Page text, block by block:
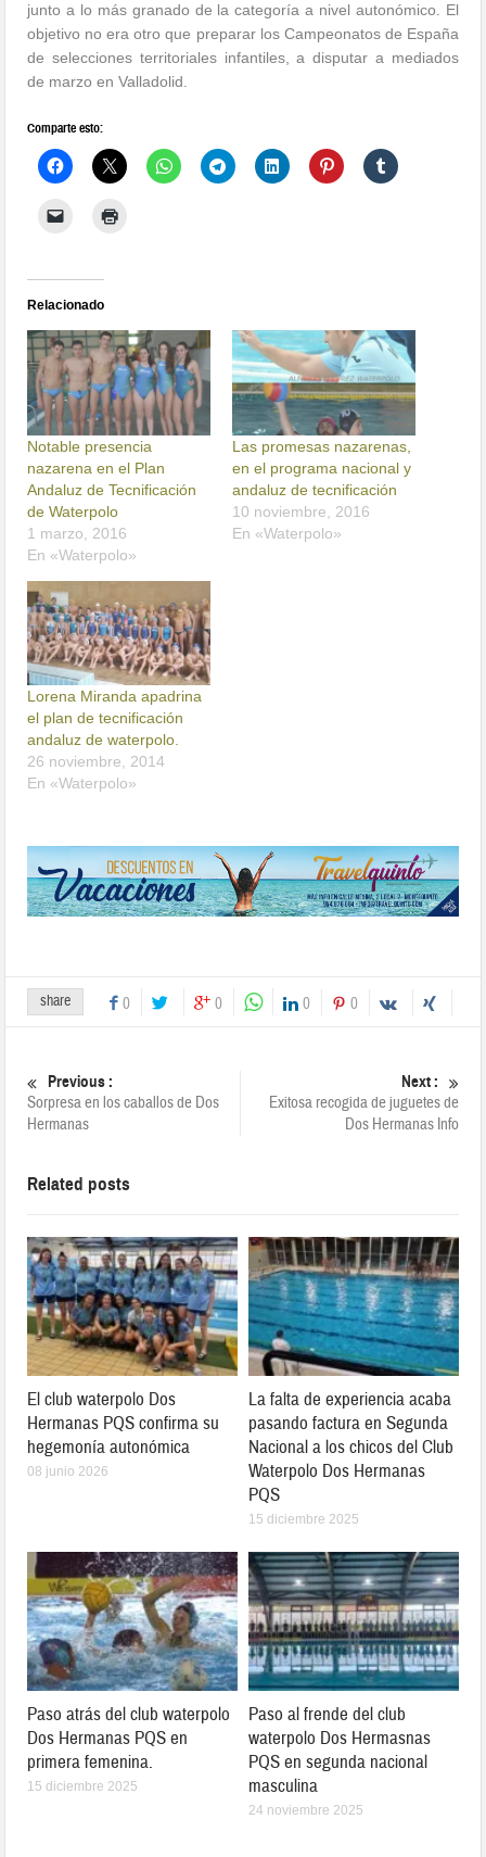
junto a lo más granado de la categoría a nivel autonómico. El
objetivo no era otro que preparar los Campeonatos de España
de selecciones territoriales infantiles, a disputar a mediados
de marzo en Valladolid.
Comparte esto:
Relacionado
Notable presencia
nazarena en el Plan
Andaluz de Tecnificación
de Waterpolo
1 marzo, 2016
En «Waterpolo»
Las promesas nazarenas,
en el programa nacional y
andaluz de tecnificación
10 noviembre, 2016
En «Waterpolo»
Lorena Miranda apadrina
el plan de tecnificación
andaluz de waterpolo.
26 noviembre, 2014
En «Waterpolo»
share 0 0 0 0
Previous :
Sorpresa en los caballos de Dos
Hermanas
Next :
Exitosa recogida de juguetes de
Dos Hermanas Info
Related posts
El club waterpolo Dos
Hermanas PQS confirma su
hegemonía autonómica
08 junio 2026
La falta de experiencia acaba
pasando factura en Segunda
Nacional a los chicos del Club
Waterpolo Dos Hermanas
PQS
15 diciembre 2025
Paso atrás del club waterpolo
Dos Hermanas PQS en
primera femenina.
15 diciembre 2025
Paso al frende del club
waterpolo Dos Hermasnas
PQS en segunda nacional
masculina
24 noviembre 2025